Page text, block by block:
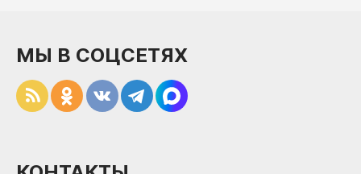
МЫ В СОЦСЕТЯХ